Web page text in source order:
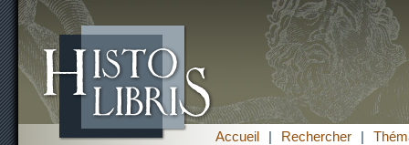
Accueil | Rechercher |